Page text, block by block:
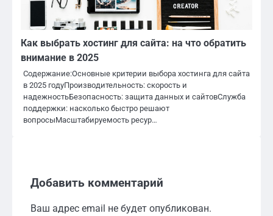
Как выбрать хостинг для сайта: на что обратить
внимание в 2025
Содержание:Основные критерии выбора хостинга для сайта
в 2025 годуПроизводительность: скорость и
надежностьБезопасность: защита данных и сайтовСлужба
поддержки: насколько быстро решают
вопросыМасштабируемость ресур…
Добавить комментарий
Ваш адрес email не будет опубликован.